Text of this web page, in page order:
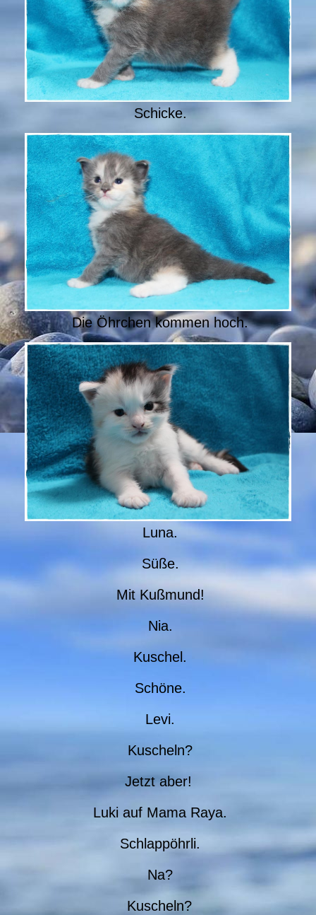
Schicke.
Die Öhrchen kommen hoch.
Luna.
Süße.
Mit Kußmund!
Nia.
Kuschel.
Schöne.
Levi.
Kuscheln?
Jetzt aber!
Luki auf Mama Raya.
Schlappöhrli.
Na?
Kuscheln?